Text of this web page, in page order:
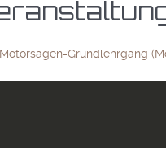
Motorsägen-Grundlehrgang